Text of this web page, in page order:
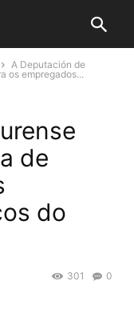
A Deputación de
os empregados...
de
do
0
301